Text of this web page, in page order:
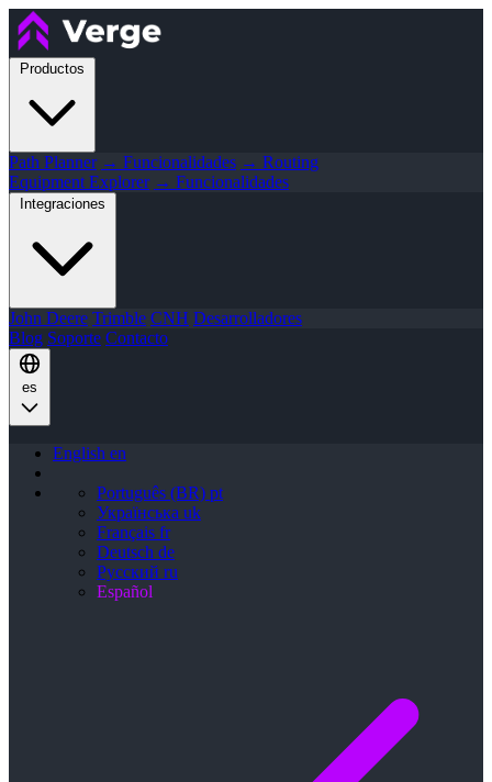
Productos
Path Planner → Funcionalidades → Routing
Equipment Explorer → Funcionalidades
Integraciones
John Deere Trimble CNH Desarrolladores
Blog Soporte Contacto
es
English en
Português (BR) pt
Українська uk
Français fr
Deutsch de
Русский ru
Español